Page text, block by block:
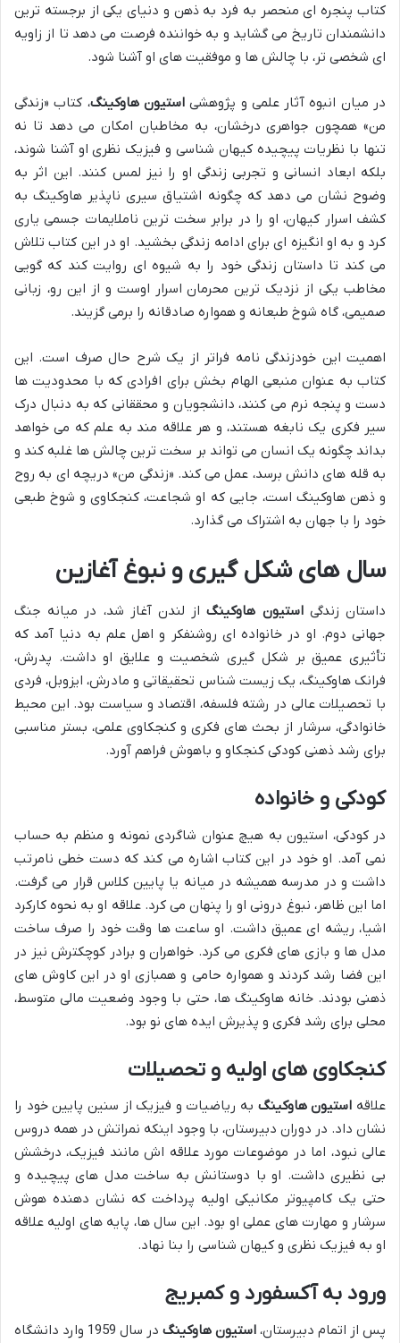
کتاب پنجره ای منحصر به فرد به ذهن و دنیای یکی از برجسته ترین
دانشمندان تاریخ می گشاید و به خواننده فرصت می دهد تا از زاویه
ای شخصی تر، با چالش ها و موفقیت های او آشنا شود.
در میان انبوه آثار علمی و پژوهشیاستیون هاوکینگ، کتاب «زندگی
من» همچون جواهری درخشان، به مخاطبان امکان می دهد تا نه
تنها با نظریات پیچیده کیهان شناسی و فیزیک نظری او آشنا شوند،
بلکه ابعاد انسانی و تجربی زندگی او را نیز لمس کنند. این اثر به
وضوح نشان می دهد که چگونه اشتیاق سیری ناپذیر هاوکینگ به
کشف اسرار کیهان، او را در برابر سخت ترین ناملایمات جسمی یاری
کرد و به او انگیزه ای برای ادامه زندگی بخشید. او در این کتاب تلاش
می کند تا داستان زندگی خود را به شیوه ای روایت کند که گویی
مخاطب یکی از نزدیک ترین محرمان اسرار اوست و از این رو، زبانی
صمیمی، گاه شوخ طبعانه و همواره صادقانه را برمی گزیند.
اهمیت این خودزندگی نامه فراتر از یک شرح حال صرف است. این
کتاب به عنوان منبعی الهام بخش برای افرادی که با محدودیت ها
دست و پنجه نرم می کنند، دانشجویان و محققانی که به دنبال درک
سیر فکری یک نابغه هستند، و هر علاقه مند به علم که می خواهد
بداند چگونه یک انسان می تواند بر سخت ترین چالش ها غلبه کند و
به قله های دانش برسد، عمل می کند. «زندگی من» دریچه ای به روح
و ذهن هاوکینگ است، جایی که او شجاعت، کنجکاوی و شوخ طبعی
خود را با جهان به اشتراک می گذارد.
سال های شکل گیری و نبوغ آغازین
داستان زندگیاستیون هاوکینگاز لندن آغاز شد، در میانه جنگ
جهانی دوم. او در خانواده ای روشنفکر و اهل علم به دنیا آمد که
تأثیری عمیق بر شکل گیری شخصیت و علایق او داشت. پدرش،
فرانک هاوکینگ، یک زیست شناس تحقیقاتی و مادرش، ایزوبل، فردی
با تحصیلات عالی در رشته فلسفه، اقتصاد و سیاست بود. این محیط
خانوادگی، سرشار از بحث های فکری و کنجکاوی علمی، بستر مناسبی
برای رشد ذهنی کودکی کنجکاو و باهوش فراهم آورد.
کودکی و خانواده
در کودکی، استیون به هیچ عنوان شاگردی نمونه و منظم به حساب
نمی آمد. او خود در این کتاب اشاره می کند که دست خطی نامرتب
داشت و در مدرسه همیشه در میانه یا پایین کلاس قرار می گرفت.
اما این ظاهر، نبوغ درونی او را پنهان می کرد. علاقه او به نحوه کارکرد
اشیا، ریشه ای عمیق داشت. او ساعت ها وقت خود را صرف ساخت
مدل ها و بازی های فکری می کرد. خواهران و برادر کوچکترش نیز در
این فضا رشد کردند و همواره حامی و همبازی او در این کاوش های
ذهنی بودند. خانه هاوکینگ ها، حتی با وجود وضعیت مالی متوسط،
محلی برای رشد فکری و پذیرش ایده های نو بود.
کنجکاوی های اولیه و تحصیلات
علاقه استیون هاوکینگ به ریاضیات و فیزیک از سنین پایین خود را
نشان داد. در دوران دبیرستان، با وجود اینکه نمراتش در همه دروس
عالی نبود، اما در موضوعات مورد علاقه اش مانند فیزیک، درخشش
بی نظیری داشت. او با دوستانش به ساخت مدل های پیچیده و
حتی یک کامپیوتر مکانیکی اولیه پرداخت که نشان دهنده هوش
سرشار و مهارت های عملی او بود. این سال ها، پایه های اولیه علاقه
او به فیزیک نظری و کیهان شناسی را بنا نهاد.
ورود به آکسفورد و کمبریج
پس از اتمام دبیرستان، استیون هاوکینگ
در سال 1959 وارد دانشگاه